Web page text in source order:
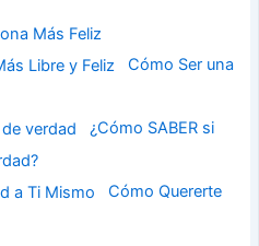
Más Feliz
Cómo Ser una
¿Cómo SABER si
Cómo Quererte